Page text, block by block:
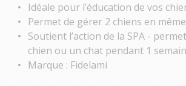
Idéale pour l’éducation de vos
Permet de gérer 2 chiens en
Soutient l’action de la SPA -
chien ou un chat pendant 1
Marque : Fidelami